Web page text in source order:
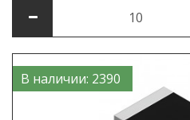
В наличии: 2390